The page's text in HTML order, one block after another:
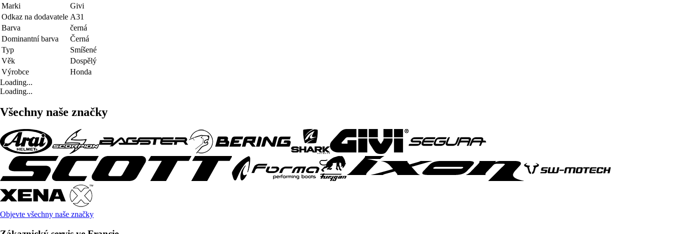
Marki
Givi
Odkaz na dodavatele A31
Barva
černá
Dominantní barva
Černá
Typ
Smíšené
Věk
Dospělý
Výrobce
Honda
Loading...
Loading...
Všechny naše značky
Objevte všechny naše značky